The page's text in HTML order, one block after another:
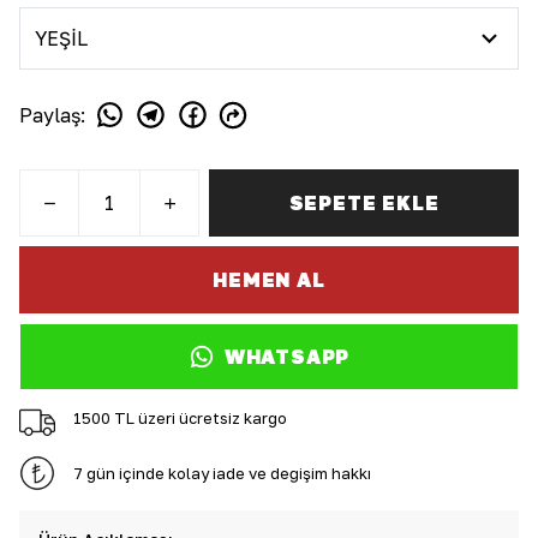
Paylaş:
SEPETE EKLE
HEMEN AL
WHATSAPP
1500 TL üzeri ücretsiz kargo
7 gün içinde kolay iade ve değişim hakkı